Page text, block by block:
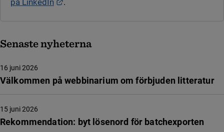
Senaste nyheterna
Välkommen på webbinarium om förbjuden litteratur
16 juni 2026
Rekommendation: byt lösenord för batchexporten
15 juni 2026